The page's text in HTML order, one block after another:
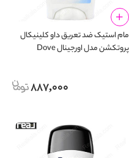
مام استیک ضد تعریق داو کلینیکال
پروتکشن مدل اورجینال Dove
887,000